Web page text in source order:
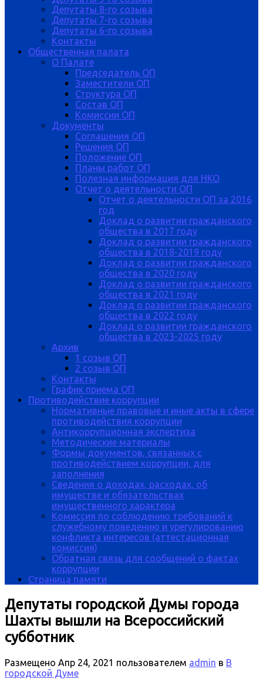
Депутаты 8-го созыва
Депутаты 7-го созыва
Депутаты 6-го созыва
Контакты
Общественная палата
О Палате
Председатель ОП
Заместители ОП
Структура ОП
Состав ОП
Комиссии ОП
Документы
Соглашения ОП
Решения ОП
Положение ОП
Планы работ ОП
Полезная информация для НКО
Отчет о деятельности ОП
Отчет о деятельности ОП за 2016
год
Доклад о развитии гражданского
общества в 2017 году
Доклад о развитии гражданского
общества в 2018-2019 году
Доклад о развитии гражданского
общества в 2020 году
Доклад о развитии гражданского
общества в 2021 году
Доклад о развитии гражданского
общества в 2022 году
Доклад о развитии гражданского
общества в 2023-2025 году
Архив
1 созыв ОП
2 созыв ОП
Контакты
График приема ОП
Противодействие коррупции
Нормативные правовые и иные акты в сфере
противодействия коррупции
Антикоррупционная экспертиза
Методические материалы
Формы документов, связанных с
противодействием коррупции, для
заполнения
Сведения о доходах, расходах, об
имуществе и обязательствах
имущественного характера
Комиссия по соблюдению требований к
служебному поведению и урегулированию
конфликта интересов (аттестационная
комиссия)
Обратная связь для сообщений о фактах
коррупции
Страница памяти
Депутаты городской Думы города
Шахты вышли на Всероссийский
субботник
Размещено Апр 24, 2021 пользователем admin в В
городской Думе